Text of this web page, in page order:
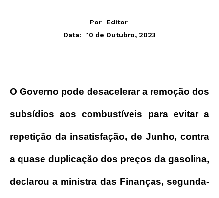
Por
Editor
Data:
10 de Outubro, 2023
O Governo pode desacelerar a remoção dos
subsídios aos combustíveis para evitar a
repetição da insatisfação, de Junho, contra
a quase duplicação dos preços da gasolina,
declarou a ministra das Finanças, segunda-